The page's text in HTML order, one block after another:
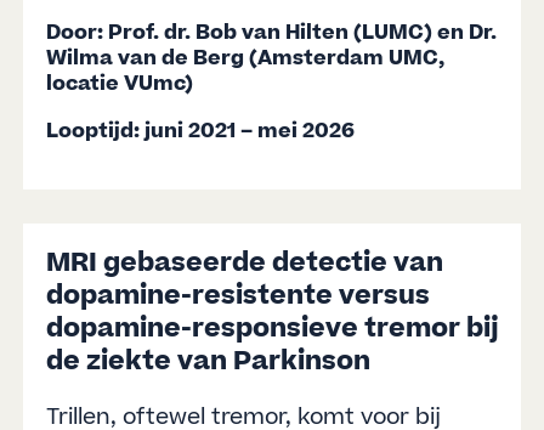
Door: Prof. dr. Bob van Hilten (LUMC) en Dr.
Wilma van de Berg (Amsterdam UMC,
locatie VUmc)
Looptijd: juni 2021 – mei 2026
MRI gebaseerde detectie van
dopamine-resistente versus
dopamine-responsieve tremor bij
de ziekte van Parkinson
Trillen, oftewel tremor, komt voor bij